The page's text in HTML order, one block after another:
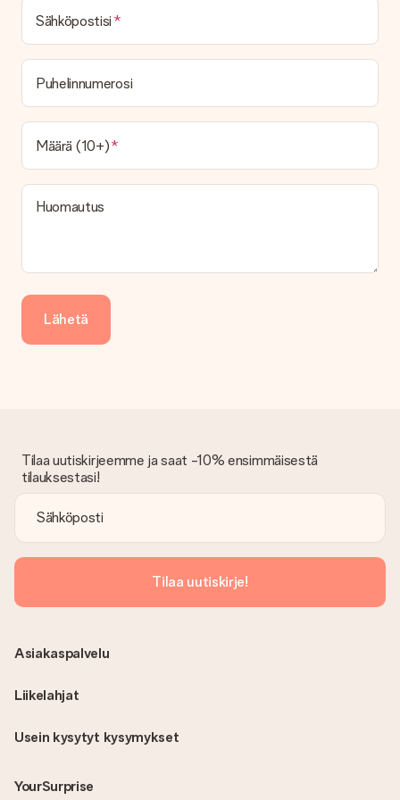
Toimitusaika löytyy lahjan tuotesivulta. Voit luottaa siihen,
että operaattorimme toimittaa lahjasi tänä päivänä.
Mitä toimitusvaihtoehtoja voin valita?
Tällä hetkellä ei ole (vielä) mahdollista valita
toimitusvaihtoehtoa. Halutessasi tilauksen lähetetään joko
paketti tai postilaatikon toimitus. Haluatko tietää, mikä
vaihtoehto tilauksesi kuuluu? Ota yhteyttä asiakaspalveluun.
Maksu
Kuinka voin maksaa tilaukseni?
Tarjoamme seuraavat maksutavat: iDeal, Paypal, luottokortti,
Saapunut lahja
Entä jos lahja ei ole täysin mieleeni?
Olemme syvästi pahoillamme, että lahjasi ei ole sinun mielesi
Tämä tarkoittaa sitä, että lahja toimitetaan suoraan
vastaanottajalle, mikä tekee siitä todellisen yllätyksen!
Sähköpostisi
Puhelinnumerosi
Määrä (10+)
Huomautus
Lähetä
Tilaa uutiskirjeemme ja saat -10% ensimmäisestä
tilauksestasi!
Tilaa uutiskirje!
Usein kysytyt kysymykset
YourSurprise
Asiakaspalvelu
Liikelahjat